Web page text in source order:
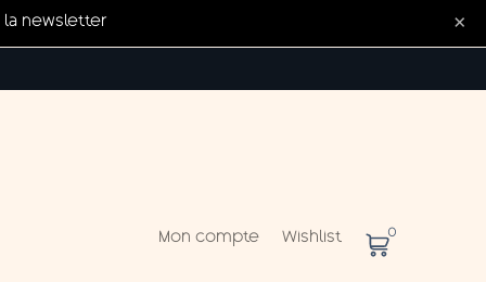
Mon compte Wishlist 0
la newsletter ×